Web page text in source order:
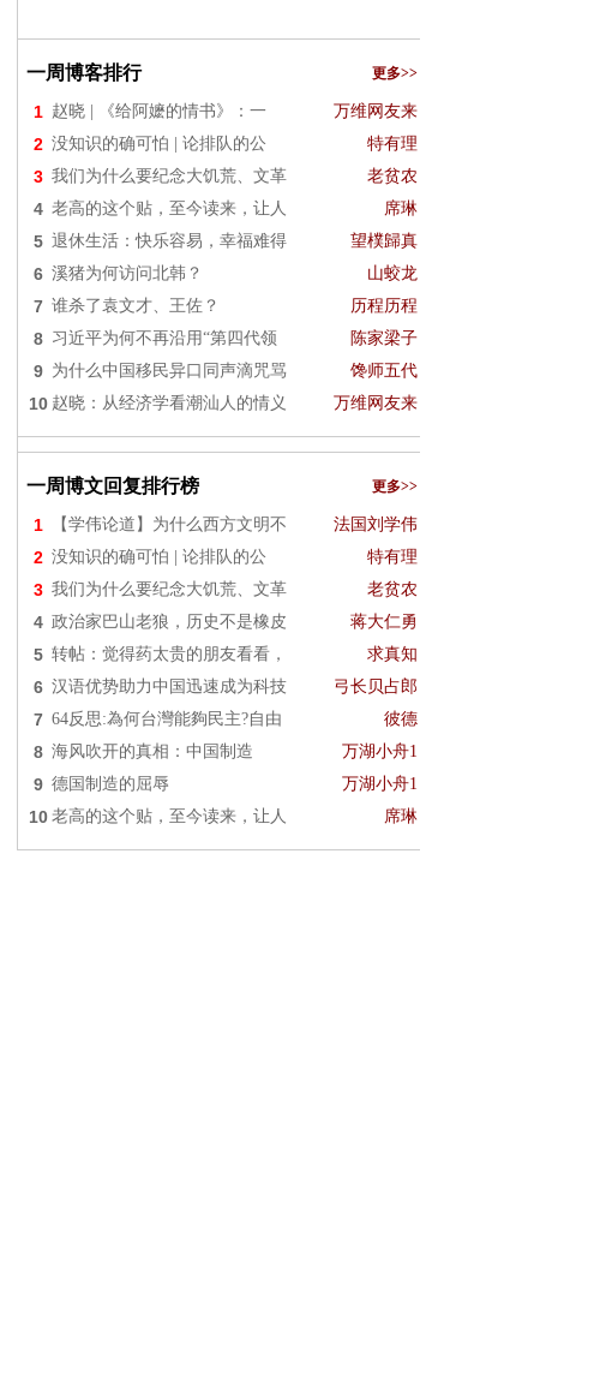
一周博客排行 更多>>
1 赵晓 | 《给阿嬷的情书》：一 万维网友来
2 没知识的确可怕 | 论排队的公 特有理
3 我们为什么要纪念大饥荒、文革 老贫农
4 老高的这个贴，至今读来，让人 席琳
5 退休生活：快乐容易，幸福难得 望樸歸真
6 溪猪为何访问北韩？ 山蛟龙
7 谁杀了袁文才、王佐？ 历程历程
8 习近平为何不再沿用“第四代领 陈家梁子
9 为什么中国移民异口同声滴咒骂 馋师五代
10 赵晓：从经济学看潮汕人的情义 万维网友来
一周博文回复排行榜 更多>>
1 【学伟论道】为什么西方文明不 法国刘学伟
2 没知识的确可怕 | 论排队的公 特有理
3 我们为什么要纪念大饥荒、文革 老贫农
4 政治家巴山老狼，历史不是橡皮 蒋大仁勇
5 转帖：觉得药太贵的朋友看看， 求真知
6 汉语优势助力中国迅速成为科技 弓长贝占郎
7 64反思:為何台灣能夠民主?自由 彼德
8 海风吹开的真相：中国制造 万湖小舟1
9 德国制造的屈辱 万湖小舟1
10 老高的这个贴，至今读来，让人 席琳